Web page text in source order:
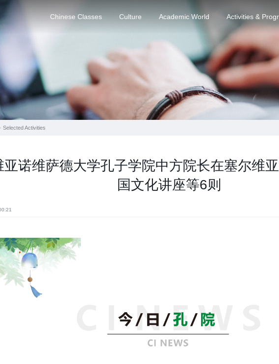
Chinese Classes Culture Academic World Activities &
· Selected Activities
亚诺维萨德大学孔子学院中方院长在塞尔维
国文化讲座等6则